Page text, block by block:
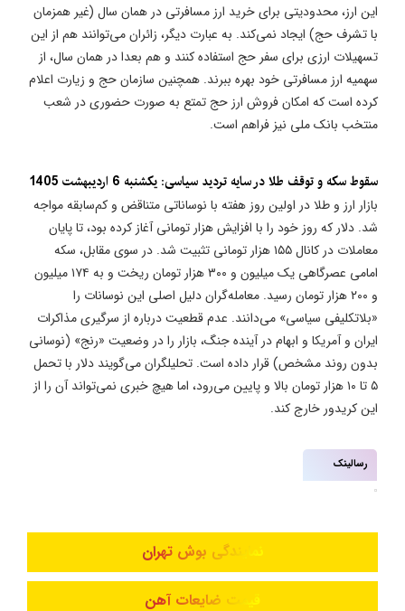
این ارز، محدودیتی برای خرید ارز مسافرتی در همان سال (غیر همزمان
با تشرف حج) ایجاد نمی‌کند. به عبارت دیگر، زائران می‌توانند هم از این
تسهیلات ارزی برای سفر حج استفاده کنند و هم بعدا در همان سال، از
سهمیه ارز مسافرتی خود بهره ببرند. همچنین سازمان حج و زیارت اعلام
کرده است که امکان فروش ارز حج تمتع به صورت حضوری در شعب
منتخب بانک ملی نیز فراهم است.
سقوط سکه و توقف طلا در سایه تردید سیاسی: یکشنبه 6 اردیبهشت 1405
بازار ارز و طلا در اولین روز هفته با نوساناتی متناقض و کم‌سابقه مواجه
شد. دلار که روز خود را با افزایش هزار تومانی آغاز کرده بود، تا پایان
معاملات در کانال ۱۵۵ هزار تومانی تثبیت شد. در سوی مقابل، سکه
امامی عصرگاهی یک میلیون و ۳۰۰ هزار تومان ریخت و به ۱۷۴ میلیون
و ۲۰۰ هزار تومان رسید. معامله‌گران دلیل اصلی این نوسانات را
«بلاتکلیفی سیاسی» می‌دانند. عدم قطعیت درباره از سرگیری مذاکرات
ایران و آمریکا و ابهام در آینده جنگ، بازار را در وضعیت «رنج» (نوسانی
بدون روند مشخص) قرار داده است. تحلیلگران می‌گویند دلار با تحمل
۵ تا ۱۰ هزار تومان بالا و پایین می‌رود، اما هیچ خبری نمی‌تواند آن را از
این کریدور خارج کند.
رسالینک
نمایندگی بوش تهران
قیمت ضایعات آهن